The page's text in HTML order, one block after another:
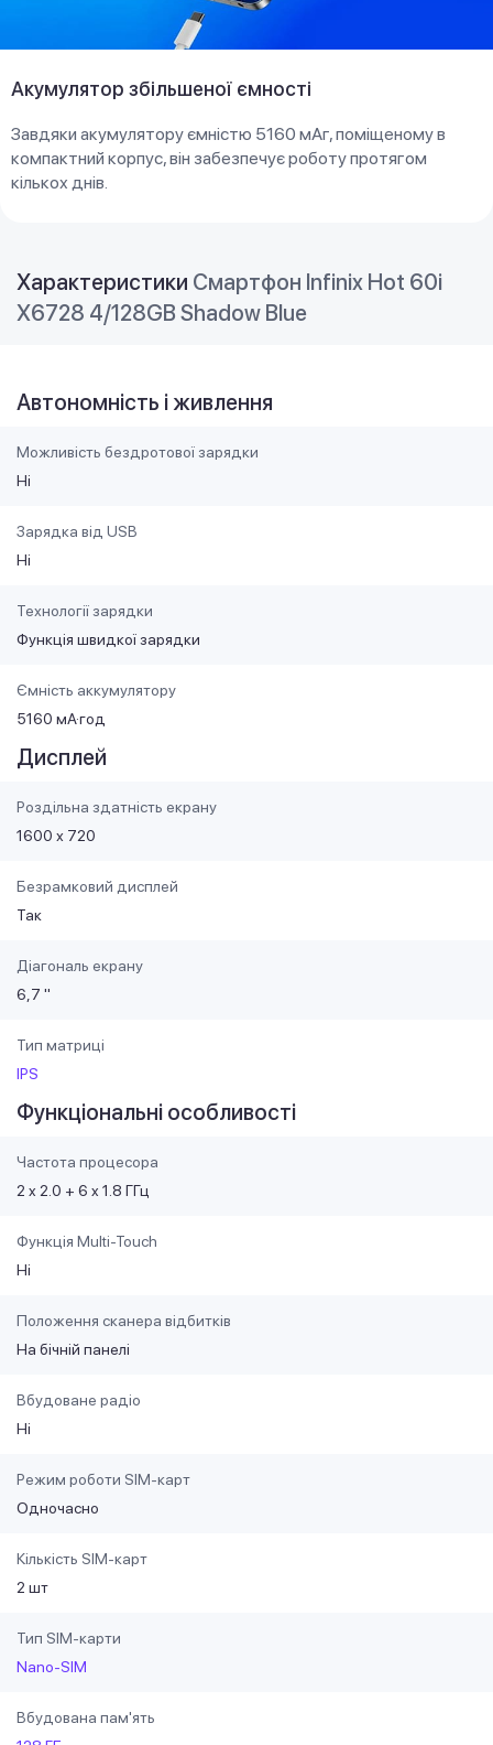
Акумулятор збільшеної ємності
Завдяки акумулятору ємністю 5160 мАг, поміщеному в
компактний корпус, він забезпечує роботу протягом
кількох днів.
Характеристики Смартфон Infinix Hot 60i
X6728 4/128GB Shadow Blue
Автономність і живлення
Можливість бездротової зарядки
Ні
Зарядка від USB
Ні
Технології зарядки
Функція швидкої зарядки
Ємність аккумулятору
5160 мА·год
Дисплей
Роздільна здатність екрану
1600 х 720
Безрамковий дисплей
Так
Діагональ екрану
6,7 "
Тип матриці
IPS
Функціональні особливості
Частота процесора
2 x 2.0 + 6 x 1.8 ГГц
Функція Multi-Touch
Ні
Положення сканера відбитків
На бічній панелі
Вбудоване радіо
Ні
Режим роботи SIM-карт
Одночасно
Кількість SIM-карт
2 шт
Тип SIM-карти
Nano-SIM
Вбудована пам'ять